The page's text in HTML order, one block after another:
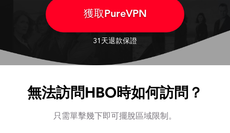
獲取PureVPN
31天退款保證
無法訪問HBO時如何訪問？
只需單擊幾下即可擺脫區域限制。